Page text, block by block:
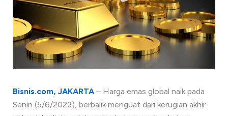
Bisnis.com, JAKARTA– Harga emas global naik pada
Senin (5/6/2023), berbalik menguat dari kerugian akhir